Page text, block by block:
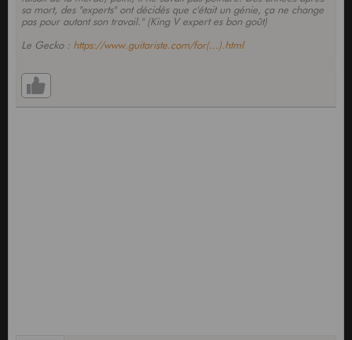
sa mort, des "experts" ont décidés que c'était un génie, ça ne change
pas pour autant son travail." (King V expert es bon goût)
Le Gecko : https://www.guitariste.com/for(...).html